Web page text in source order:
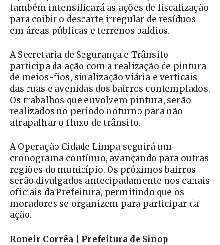
também intensificará as ações de fiscalização
para coibir o descarte irregular de resíduos
em áreas públicas e terrenos baldios.
A Secretaria de Segurança e Trânsito
participa da ação com a realização de pintura
de meios-fios, sinalização viária e verticais
das ruas e avenidas dos bairros contemplados.
Os trabalhos que envolvem pintura, serão
realizados no período noturno para não
atrapalhar o fluxo de trânsito.
A Operação Cidade Limpa seguirá um
cronograma contínuo, avançando para outras
regiões do município. Os próximos bairros
serão divulgados antecipadamente nos canais
oficiais da Prefeitura, permitindo que os
moradores se organizem para participar da
ação.
Roneir Corrêa | Prefeitura de Sinop